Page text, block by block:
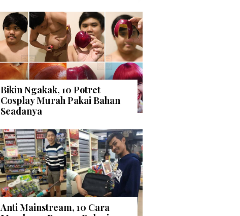
Bikin Ngakak, 10 Potret
Cosplay Murah Pakai Bahan
Seadanya
Anti Mainstream, 10 Cara